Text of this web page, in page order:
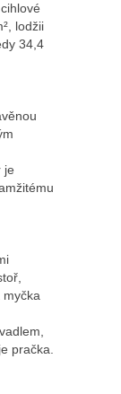
lodžii
34,4
je
myčka
pračka.